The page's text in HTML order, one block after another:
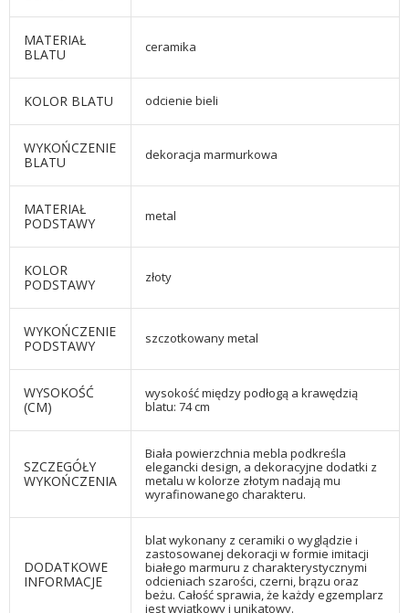
MATERIAŁ
BLATU
ceramika
KOLOR BLATU odcienie bieli
WYKOŃCZENIE
BLATU
dekoracja marmurkowa
MATERIAŁ
PODSTAWY
metal
KOLOR
PODSTAWY
złoty
WYKOŃCZENIE
PODSTAWY
szczotkowany metal
WYSOKOŚĆ
(CM)
wysokość między podłogą a krawędzią
blatu: 74 cm
SZCZEGÓŁY
WYKOŃCZENIA
Biała powierzchnia mebla podkreśla
elegancki design, a dekoracyjne dodatki z
metalu w kolorze złotym nadają mu
wyrafinowanego charakteru.
DODATKOWE
INFORMACJE
blat wykonany z ceramiki o wyglądzie i
zastosowanej dekoracji w formie imitacji
białego marmuru z charakterystycznymi
odcieniach szarości, czerni, brązu oraz
beżu. Całość sprawia, że każdy egzemplarz
jest wyjątkowy i unikatowy.